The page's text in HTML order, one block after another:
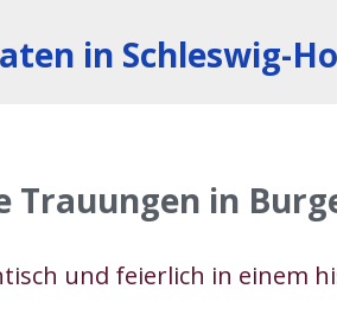
in Schleswig-
Trauungen in
und feierlich in einem